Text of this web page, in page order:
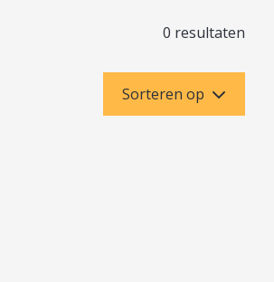
0 resultaten
Sorteren op